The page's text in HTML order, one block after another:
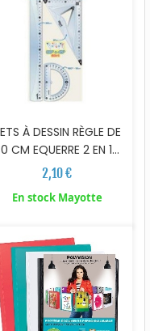
À DESSIN RÈGLE DE
CM EQUERRE 2 EN 1...
2,10 €
En stock Mayotte